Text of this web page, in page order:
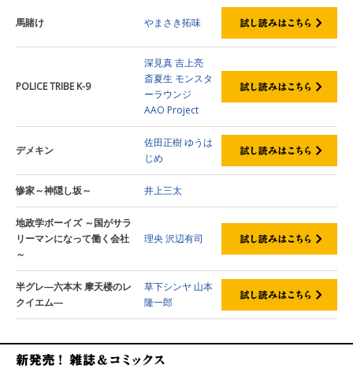
馬賭け やまさき拓味
POLICE TRIBE K-9
深見真吉上亮
斎夏生 モンスタ
ーラウンジ
AAO Project
デメキン
佐田正樹ゆうは
じめ
惨家～神隠し坂～ 井上三太
地政学ボーイズ ～国がサラ
リーマンになって働く会社
～
理央沢辺有司
半グレ―六本木 摩天楼のレ
クイエム―
草下シンヤ 山本
隆一郎